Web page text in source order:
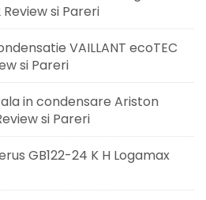
si Pareri
VAILLANT ecoTEC
si Pareri
in condensare Ariston
si Pareri
GB122-24 K H Logamax